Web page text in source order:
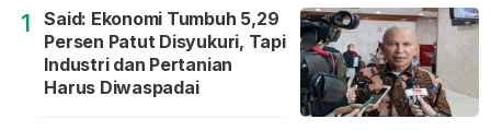
1
Said: Ekonomi Tumbuh 5,29
Persen Patut Disyukuri, Tapi
Industri dan Pertanian
Harus Diwaspadai